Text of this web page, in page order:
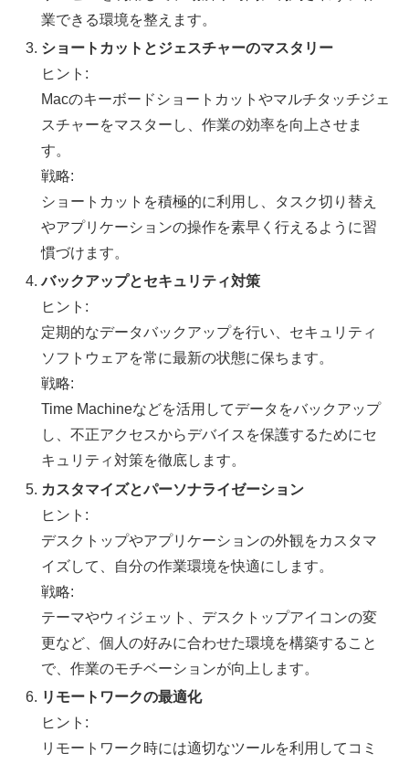
業できる環境を整えます。
ショートカットとジェスチャーのマスタリー
ヒント:
Macのキーボードショートカットやマルチタッチジェ
スチャーをマスターし、作業の効率を向上させま
す。
戦略:
ショートカットを積極的に利用し、タスク切り替え
やアプリケーションの操作を素早く行えるように習
慣づけます。
バックアップとセキュリティ対策
ヒント:
定期的なデータバックアップを行い、セキュリティ
ソフトウェアを常に最新の状態に保ちます。
戦略:
Time Machineなどを活用してデータをバックアップ
し、不正アクセスからデバイスを保護するためにセ
キュリティ対策を徹底します。
カスタマイズとパーソナライゼーション
ヒント:
デスクトップやアプリケーションの外観をカスタマ
イズして、自分の作業環境を快適にします。
戦略:
テーマやウィジェット、デスクトップアイコンの変
更など、個人の好みに合わせた環境を構築すること
で、作業のモチベーションが向上します。
リモートワークの最適化
ヒント:
リモートワーク時には適切なツールを利用してコミ